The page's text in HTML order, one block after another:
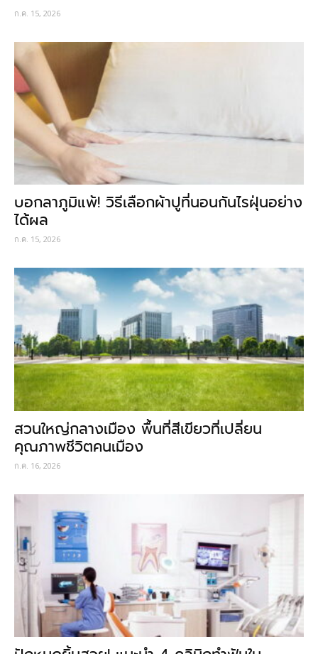
ก.ค. 15, 2026
บอกลาภูมิแพ้! วิธีเลือกผ้าปูที่นอนกันไรฝุ่นอย่าง
ได้ผล
ก.ค. 15, 2026
สวนใหญ่กลางเมือง พื้นที่สีเขียวที่เปลี่ยน
คุณภาพชีวิตคนเมือง
ก.ค. 16, 2026